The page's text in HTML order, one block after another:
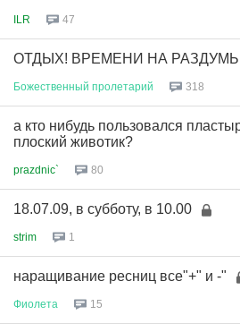
ILR 47
ОТДЫХ! ВРЕМЕНИ НА
Божественный пролетарий 318
а кто нибудь пользовался
плоский животик?
prazdnic` 80
18.07.09, в субботу, в 10.00
strim 1
наращивание ресниц все"+" и -"
Фиолета 15